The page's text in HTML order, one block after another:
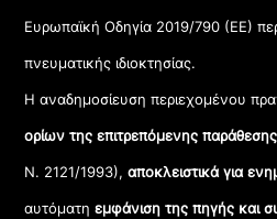
Ευρωπαϊκή Οδηγία 2019/790 (ΕΕ)
πνευματικής ιδιοκτησίας.
Η αναδημοσίευση περιεχομένου
ορίων της επιτρεπόμενης
Ν. 2121/1993), αποκλειστικά για
αυτόματηεμφάνιση της πηγής και